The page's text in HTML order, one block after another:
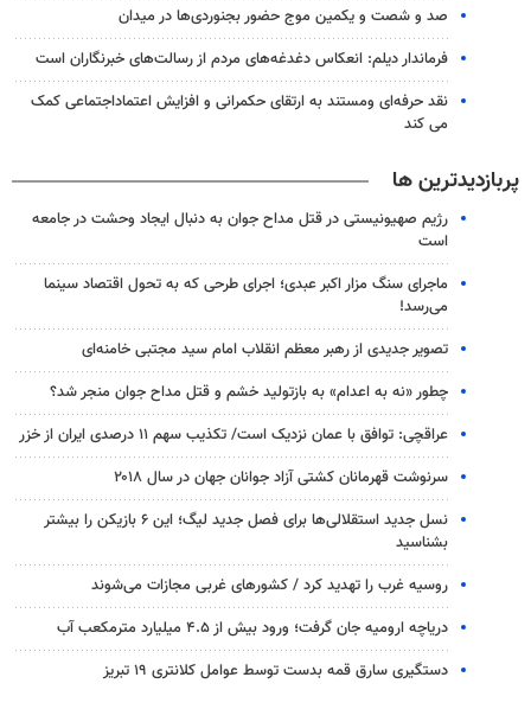
صد و شصت و یکمین موج حضور بجنوردی‌ها در میدان
فرماندار دیلم: انعکاس دغدغه‌های مردم از رسالت‌های خبرنگاران است
نقد حرفه‌ای ومستند به ارتقای حکمرانی و افزایش اعتماداجتماعی کمک
می کند
پربازدیدترین ها
رژیم صهیونیستی در قتل مداح جوان به دنبال ایجاد وحشت در جامعه
است
ماجرای سنگ مزار اکبر عبدی؛ اجرای طرحی که به تحول اقتصاد سینما
می‌رسد!
تصویر جدیدی از رهبر معظم انقلاب امام سید مجتبی خامنه‌ای
چطور «نه به اعدام» به بازتولید خشم و قتل مداح جوان منجر شد؟
عراقچی: توافق با عمان نزدیک است/ تکذیب سهم ۱۱ درصدی ایران از خزر
سرنوشت قهرمانان کشتی آزاد جوانان جهان در سال ۲۰۱۸
نسل جدید استقلالی‌ها برای فصل جدید لیگ؛ این ۶ بازیکن را بیشتر
بشناسید
روسیه غرب را تهدید کرد / کشورهای غربی مجازات می‌شوند
دریاچه ارومیه جان گرفت؛ ورود بیش از ۴.۵ میلیارد مترمکعب آب
دستگیری سارق قمه بدست توسط عوامل کلانتری ۱۹ تبریز